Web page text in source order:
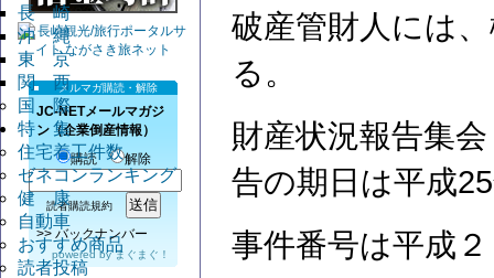
長 崎
沖 縄
東 京
関 西
国 際
特 集
住宅着工件数
ゼネコンランキング
健 康
自動車
おすすめ商品
読者投稿
メルマガ購読・解除
JC-NETメールマガジ
ン（企業倒産情報）
購読
解除
読者購読規約
>> バックナンバー
powered byまぐまぐ！
破産管財人には
る。
財産状況報告集
告の期日は平成
事件番号は平成